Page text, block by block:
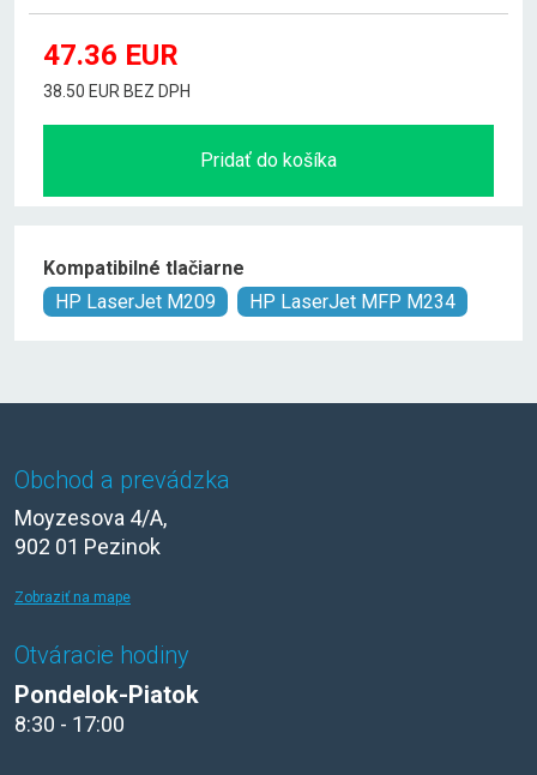
47.36 EUR
38.50 EUR BEZ DPH
Pridať do košíka
Kompatibilné tlačiarne
HP LaserJet M209
HP LaserJet MFP M234
Obchod a prevádzka
Moyzesova 4/A,
902 01 Pezinok
Zobraziť na mape
Otváracie hodiny
Pondelok-Piatok
8:30 - 17:00